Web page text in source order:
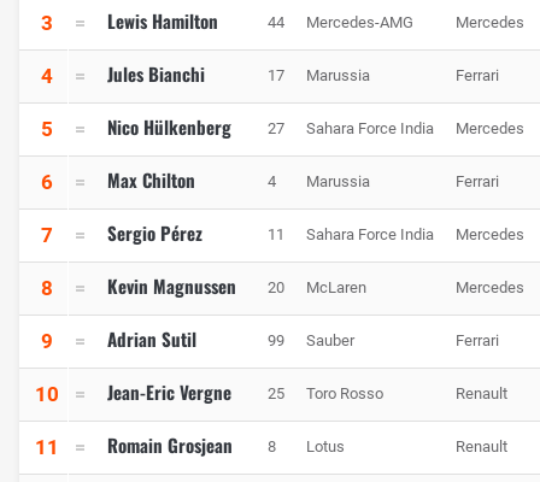
3 Lewis Hamilton 44 Mercedes-AMG Mercedes
4 Jules Bianchi 17 Marussia Ferrari
5 Nico Hülkenberg 27 Sahara Force India Mercedes
6 Max Chilton 4 Marussia Ferrari
7 Sergio Pérez 11 Sahara Force India Mercedes
8 Kevin Magnussen 20 McLaren Mercedes
9 Adrian Sutil 99 Sauber Ferrari
10 Jean-Eric Vergne 25 Toro Rosso Renault
11 Romain Grosjean 8 Lotus Renault